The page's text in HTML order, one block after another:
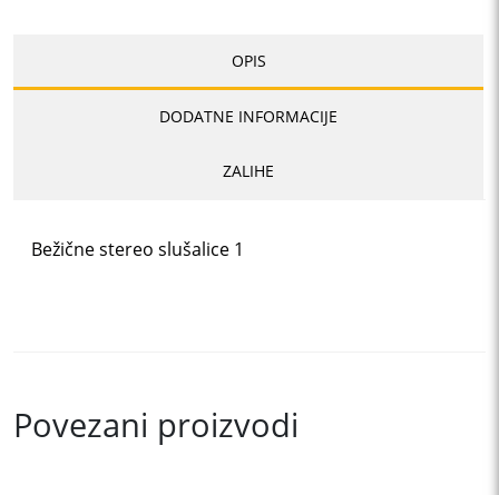
OPIS
DODATNE INFORMACIJE
ZALIHE
Bežične stereo slušalice 1
Povezani proizvodi